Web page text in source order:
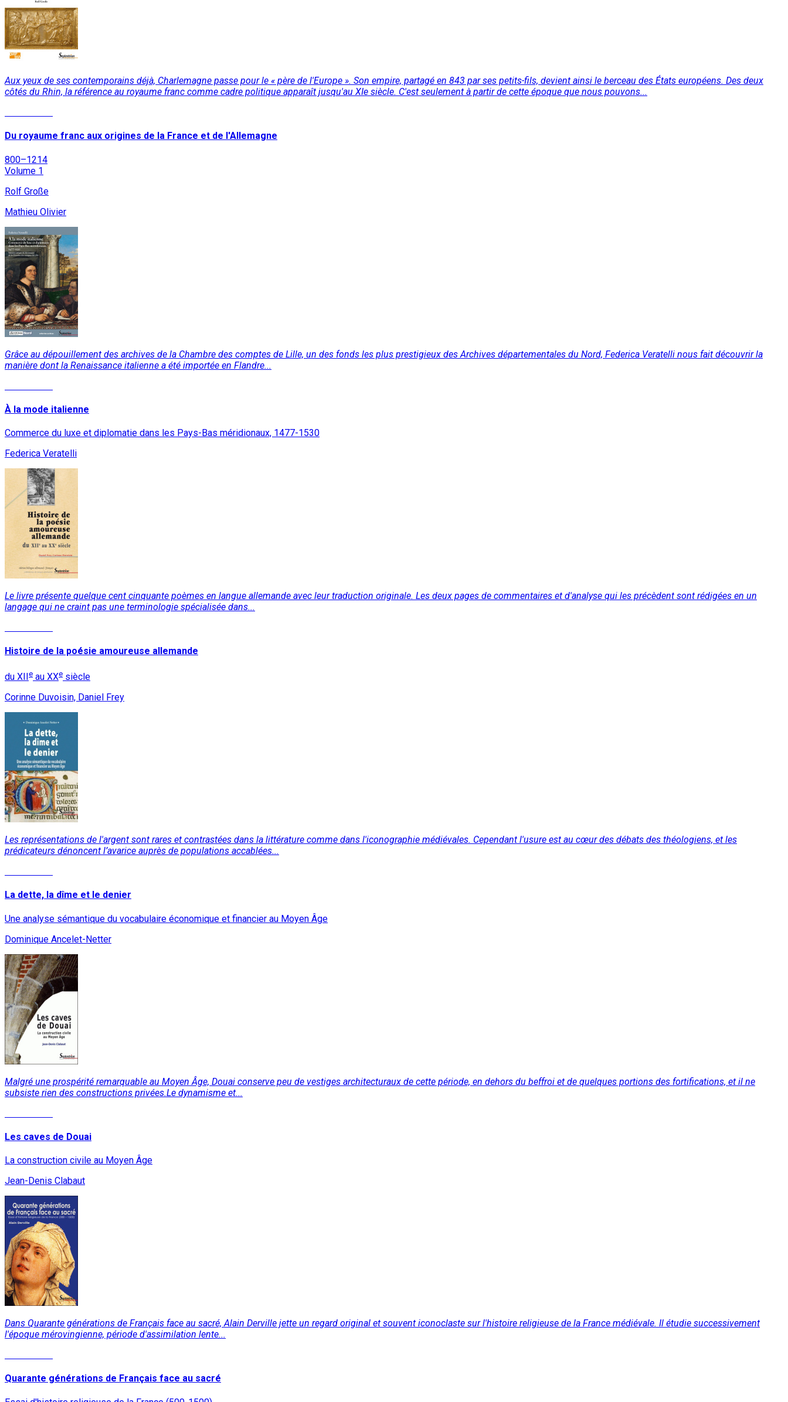
Aux yeux de ses contemporains déjà, Charlemagne passe pour le « père de l'Europe ». Son empire, partagé en 843 par ses petits-fils, devient ainsi le berceau des États européens. Des deux
côtés du Rhin, la référence au royaume franc comme cadre politique apparaît jusqu'au XIe siècle. C'est seulement à partir de cette époque que nous pouvons...
Du royaume franc aux origines de la France et de l'Allemagne
800–1214
Volume 1
Rolf Große
Mathieu Olivier
Grâce au dépouillement des archives de la Chambre des comptes de Lille, un des fonds les plus prestigieux des Archives départementales du Nord, Federica Veratelli nous fait découvrir la
manière dont la Renaissance italienne a été importée en Flandre...
À la mode italienne
Commerce du luxe et diplomatie dans les Pays-Bas méridionaux, 1477-1530
Federica Veratelli
Le livre présente quelque cent cinquante poèmes en langue allemande avec leur traduction originale. Les deux pages de commentaires et d'analyse qui les précèdent sont rédigées en un
langage qui ne craint pas une terminologie spécialisée dans...
Histoire de la poésie amoureuse allemande
du XIIe au XXe siècle
Corinne Duvoisin, Daniel Frey
Les représentations de l'argent sont rares et contrastées dans la littérature comme dans l'iconographie médiévales. Cependant l'usure est au cœur des débats des théologiens, et les
prédicateurs dénoncent l’avarice auprès de populations accablées...
La dette, la dîme et le denier
Une analyse sémantique du vocabulaire économique et financier au Moyen Âge
Dominique Ancelet-Netter
Malgré une prospérité remarquable au Moyen Âge, Douai conserve peu de vestiges architecturaux de cette période, en dehors du beffroi et de quelques portions des fortifications, et il ne
subsiste rien des constructions privées.Le dynamisme et...
Les caves de Douai
La construction civile au Moyen Âge
Jean-Denis Clabaut
Dans Quarante générations de Français face au sacré, Alain Derville jette un regard original et souvent iconoclaste sur l'histoire religieuse de la France médiévale. Il étudie successivement
l'époque mérovingienne, période d'assimilation lente...
Quarante générations de Français face au sacré